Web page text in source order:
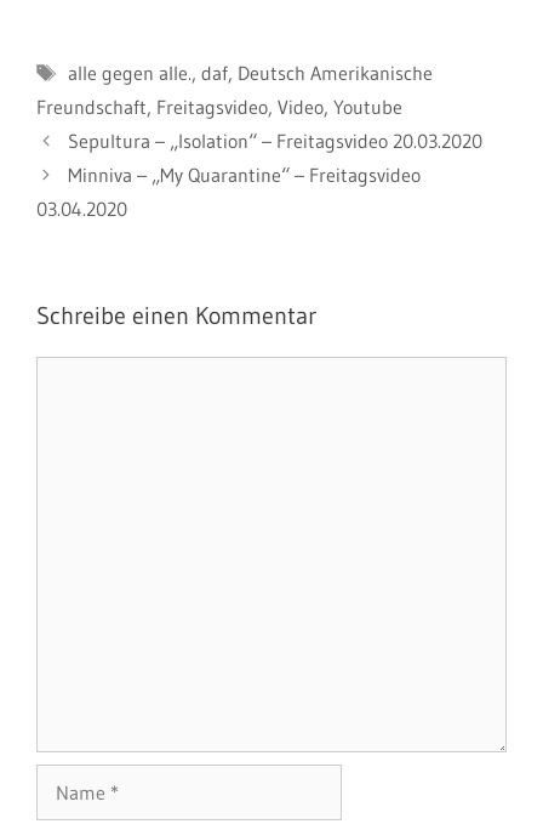
Schlagwörter
alle gegen alle., daf, Deutsch Amerikanische
Freundschaft, Freitagsvideo, Video, Youtube
Sepultura – „Isolation“ – Freitagsvideo 20.03.2020
Minniva – „My Quarantine“ – Freitagsvideo
03.04.2020
Schreibe einen Kommentar